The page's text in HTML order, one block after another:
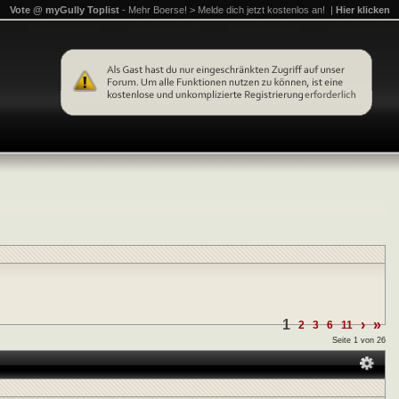
Vote @ myGully Toplist - Mehr Boerse! > Melde dich jetzt kostenlos an! | Hier klicken
1 2 3 6 11 › »
Seite 1 von 26